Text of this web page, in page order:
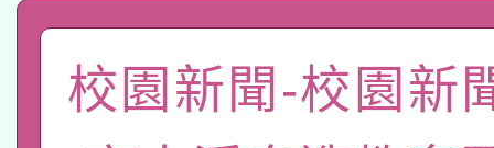
師專業成長研習實施計
方素養工作坊新北場」
族語言臺北學習中心
「族語學習班」招生簡
轉知有關國立成功大學
文教學共融平台-教案
教育部國民及學前教育
年度COVID-19疫苗接
校園新聞-校園新